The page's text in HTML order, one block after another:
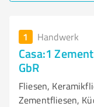
1 Handwerk
Casa:1
GbR
Fliesen,
Zementfliesen,